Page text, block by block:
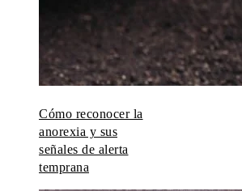
Cómo reconocer la
anorexia y sus
señales de alerta
temprana